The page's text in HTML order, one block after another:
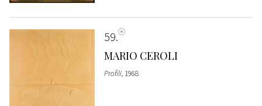
59
MARIO CEROLI
Profili, 1968